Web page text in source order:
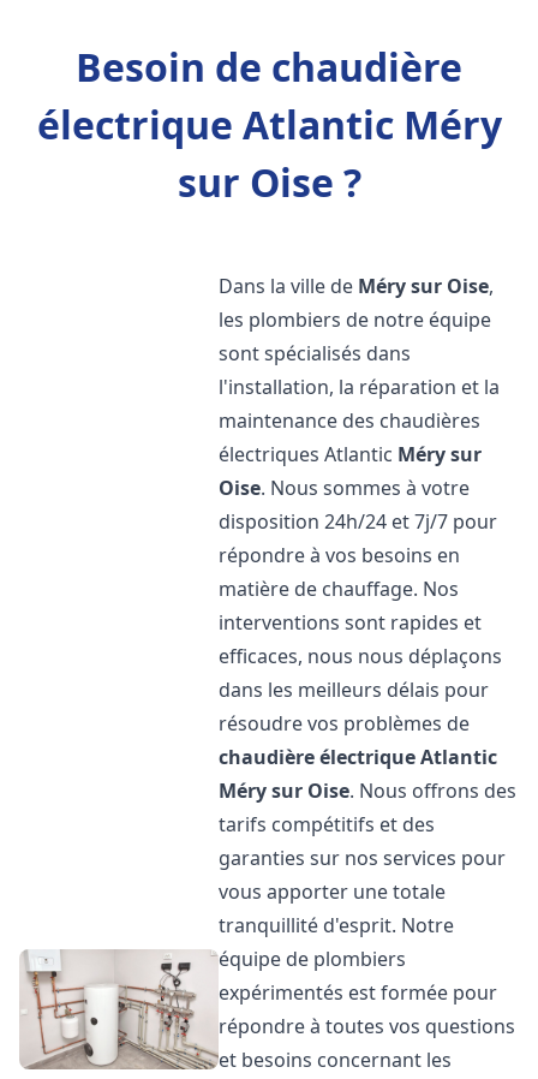
Besoin de chaudière
électrique Atlantic Méry
sur Oise ?
Dans la ville de Méry sur Oise,
les plombiers de notre équipe
sont spécialisés dans
l'installation, la réparation et la
maintenance des chaudières
électriques Atlantic Méry sur
Oise. Nous sommes à votre
disposition 24h/24 et 7j/7 pour
répondre à vos besoins en
matière de chauffage. Nos
interventions sont rapides et
efficaces, nous nous déplaçons
dans les meilleurs délais pour
résoudre vos problèmes de
chaudière électrique Atlantic
Méry sur Oise. Nous offrons des
tarifs compétitifs et des
garanties sur nos services pour
vous apporter une totale
tranquillité d'esprit. Notre
équipe de plombiers
expérimentés est formée pour
répondre à toutes vos questions
et besoins concernant les